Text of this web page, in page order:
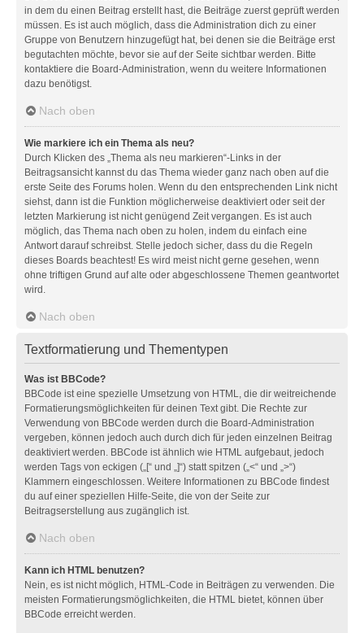
in dem du einen Beitrag erstellt hast, die Beiträge zuerst geprüft werden
müssen. Es ist auch möglich, dass die Administration dich zu einer
Gruppe von Benutzern hinzugefügt hat, bei denen sie die Beiträge erst
begutachten möchte, bevor sie auf der Seite sichtbar werden. Bitte
kontaktiere die Board-Administration, wenn du weitere Informationen
dazu benötigst.
Nach oben
Wie markiere ich ein Thema als neu?
Durch Klicken des „Thema als neu markieren“-Links in der
Beitragsansicht kannst du das Thema wieder ganz nach oben auf die
erste Seite des Forums holen. Wenn du den entsprechenden Link nicht
siehst, dann ist die Funktion möglicherweise deaktiviert oder seit der
letzten Markierung ist nicht genügend Zeit vergangen. Es ist auch
möglich, das Thema nach oben zu holen, indem du einfach eine
Antwort darauf schreibst. Stelle jedoch sicher, dass du die Regeln
dieses Boards beachtest! Es wird meist nicht gerne gesehen, wenn
ohne triftigen Grund auf alte oder abgeschlossene Themen geantwortet
wird.
Nach oben
Textformatierung und Thementypen
Was ist BBCode?
BBCode ist eine spezielle Umsetzung von HTML, die dir weitreichende
Formatierungsmöglichkeiten für deinen Text gibt. Die Rechte zur
Verwendung von BBCode werden durch die Board-Administration
vergeben, können jedoch auch durch dich für jeden einzelnen Beitrag
deaktiviert werden. BBCode ist ähnlich wie HTML aufgebaut, jedoch
werden Tags von eckigen („[“ und „]“) statt spitzen („<“ und „>“)
Klammern eingeschlossen. Weitere Informationen zu BBCode findest
du auf einer speziellen Hilfe-Seite, die von der Seite zur
Beitragserstellung aus zugänglich ist.
Nach oben
Kann ich HTML benutzen?
Nein, es ist nicht möglich, HTML-Code in Beiträgen zu verwenden. Die
meisten Formatierungsmöglichkeiten, die HTML bietet, können über
BBCode erreicht werden.